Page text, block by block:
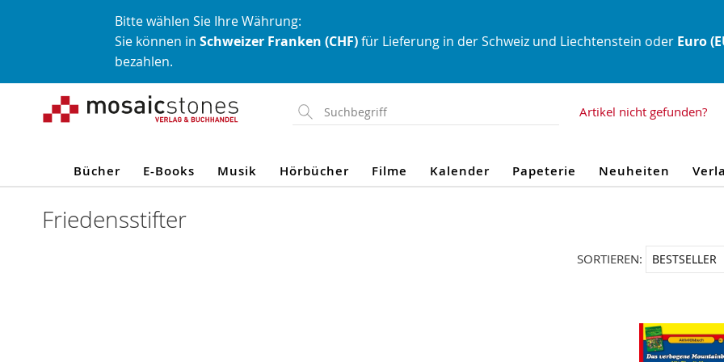
Bitte wählen Sie Ihre Währung:
Sie können in Schweizer Franken (CHF)für Lieferung in der Schweiz und Liechtenstein oder Euro
bezahlen.
Direkt
zum
Artikel nicht gefunden?
Bücher E-Books Musik Hörbücher Filme Kalender Papeterie Neuheiten
Friedensstifter
SORTIEREN: